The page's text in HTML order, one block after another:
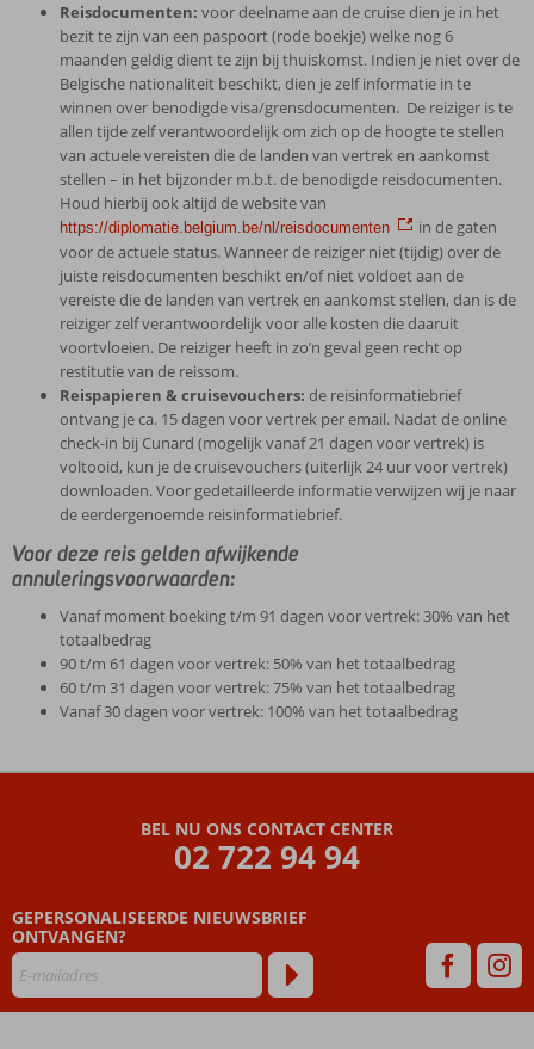
Reisdocumenten: voor deelname aan de cruise dien je in het
bezit te zijn van een paspoort (rode boekje) welke nog 6
maanden geldig dient te zijn bij thuiskomst. Indien je niet over de
Belgische nationaliteit beschikt, dien je zelf informatie in te
winnen over benodigde visa/grensdocumenten. De reiziger is te
allen tijde zelf verantwoordelijk om zich op de hoogte te stellen
van actuele vereisten die de landen van vertrek en aankomst
stellen – in het bijzonder m.b.t. de benodigde reisdocumenten.
Houd hierbij ook altijd de website van
https://diplomatie.belgium.be/nl/reisdocumenten
in de gaten
voor de actuele status. Wanneer de reiziger niet (tijdig) over de
juiste reisdocumenten beschikt en/of niet voldoet aan de
vereiste die de landen van vertrek en aankomst stellen, dan is de
reiziger zelf verantwoordelijk voor alle kosten die daaruit
voortvloeien. De reiziger heeft in zo’n geval geen recht op
restitutie van de reissom.
Reispapieren & cruisevouchers: de reisinformatiebrief
ontvang je ca. 15 dagen voor vertrek per email. Nadat de online
check-in bij Cunard (mogelijk vanaf 21 dagen voor vertrek) is
voltooid, kun je de cruisevouchers (uiterlijk 24 uur voor vertrek)
downloaden. Voor gedetailleerde informatie verwijzen wij je naar
de eerdergenoemde reisinformatiebrief.
Voor deze reis gelden afwijkende
annuleringsvoorwaarden:
Vanaf moment boeking t/m 91 dagen voor vertrek: 30% van het
totaalbedrag
90 t/m 61 dagen voor vertrek: 50% van het totaalbedrag
60 t/m 31 dagen voor vertrek: 75% van het totaalbedrag
Vanaf 30 dagen voor vertrek: 100% van het totaalbedrag
na
hun
verblijf
in
BEL NU ONS CONTACT CENTER
02 722 94 94
GEPERSONALISEERDE NIEUWSBRIEF
ONTVANGEN?